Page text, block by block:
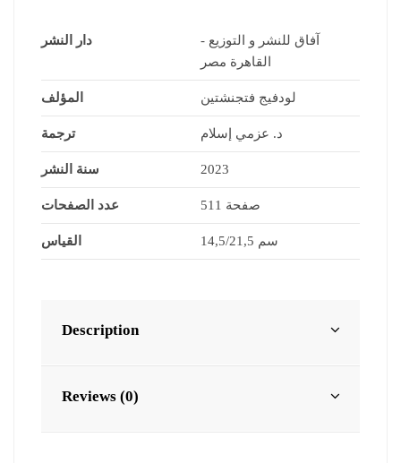
دار النشر
آفاق للنشر و التوزيع -
القاهرة مصر
المؤلف لودفيج فتجنشتين
ترجمة د. عزمي إسلام
سنة النشر 2023
عدد الصفحات 511 صفحة
القياس 14,5/21,5 سم
Description
Reviews (0)